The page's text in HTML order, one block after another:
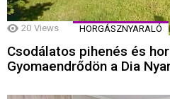
20 Views HORGÁSZNYARALÓ
Csodálatos pihenés és
Gyomaendrődön a Dia